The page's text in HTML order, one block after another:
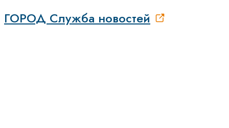
ГОРОД Служба новостей